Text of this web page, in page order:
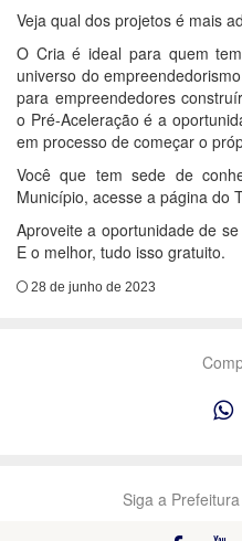
Veja qual dos projetos é mais
O Cria é ideal para quem
universo do
para empreendedores
o Pré-Aceleração é a
em processo de começar o
Você que tem sede de
Município, acesse a página do
Aproveite a oportunidade de
E o melhor, tudo isso gratuito.
28 de junho de 2023
Siga a